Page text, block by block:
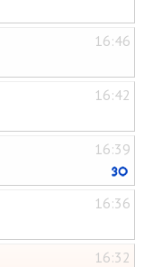
16:46
16:42
16:39
16:36
16:32